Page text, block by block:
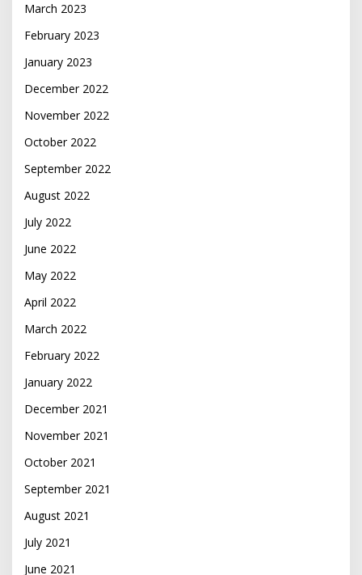
March 2023
February 2023
January 2023
December 2022
November 2022
October 2022
September 2022
August 2022
July 2022
June 2022
May 2022
April 2022
March 2022
February 2022
January 2022
December 2021
November 2021
October 2021
September 2021
August 2021
July 2021
June 2021